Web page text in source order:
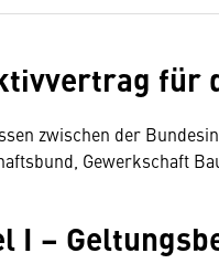
für
zwischen der
Gewerkschaft
I –